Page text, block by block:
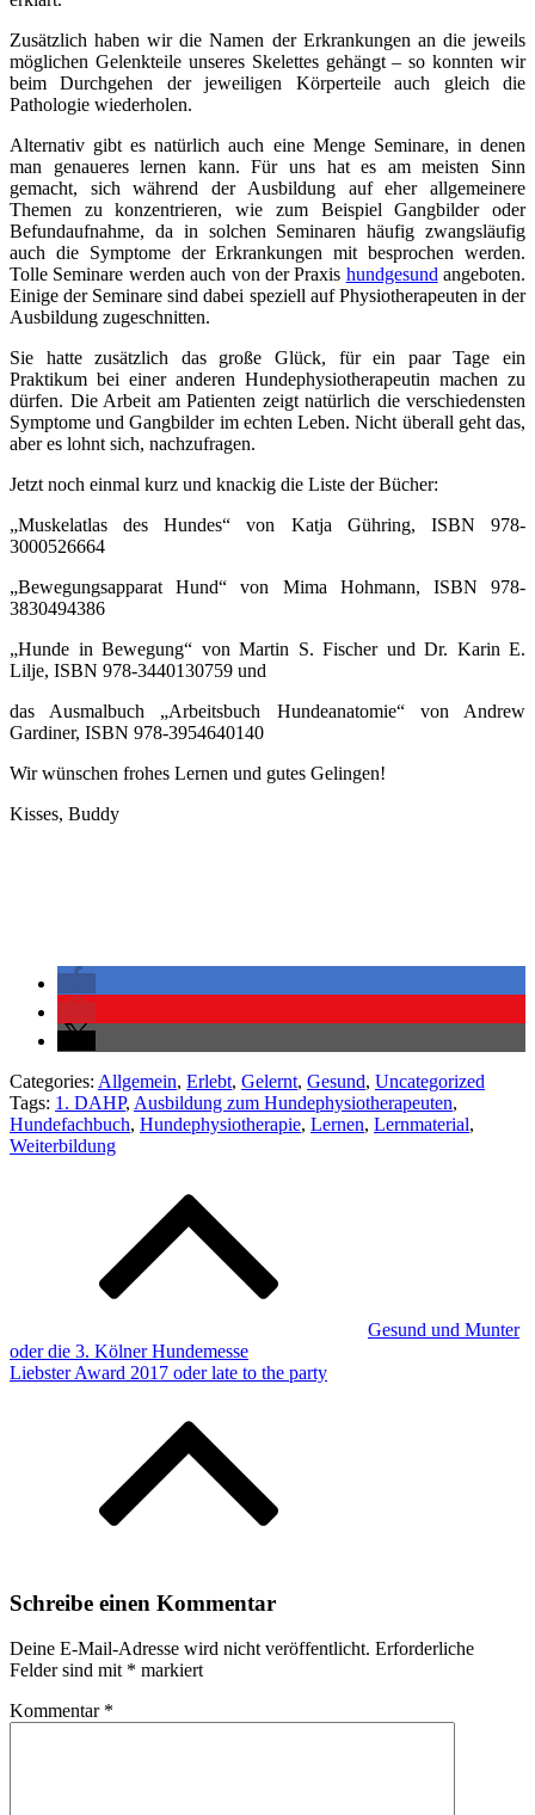
Zusätzlich haben wir die Namen der Erkrankungen an die jeweils
möglichen Gelenkteile unseres Skelettes gehängt – so konnten wir
beim Durchgehen der jeweiligen Körperteile auch gleich die
Pathologie wiederholen.
Alternativ gibt es natürlich auch eine Menge Seminare, in denen
man genaueres lernen kann. Für uns hat es am meisten Sinn
gemacht, sich während der Ausbildung auf eher allgemeinere
Themen zu konzentrieren, wie zum Beispiel Gangbilder oder
Befundaufnahme, da in solchen Seminaren häufig zwangsläufig
auch die Symptome der Erkrankungen mit besprochen werden.
Tolle Seminare werden auch von der Praxis hundgesund angeboten.
Einige der Seminare sind dabei speziell auf Physiotherapeuten in der
Ausbildung zugeschnitten.
Sie hatte zusätzlich das große Glück, für ein paar Tage ein
Praktikum bei einer anderen Hundephysiotherapeutin machen zu
dürfen. Die Arbeit am Patienten zeigt natürlich die verschiedensten
Symptome und Gangbilder im echten Leben. Nicht überall geht das,
aber es lohnt sich, nachzufragen.
Jetzt noch einmal kurz und knackig die Liste der Bücher:
„Muskelatlas des Hundes“ von Katja Gühring, ISBN 978-
3000526664
„Bewegungsapparat Hund“ von Mima Hohmann, ISBN 978-
3830494386
„Hunde in Bewegung“ von Martin S. Fischer und Dr. Karin E.
Lilje, ISBN 978-3440130759 und
das Ausmalbuch „Arbeitsbuch Hundeanatomie“ von Andrew
Gardiner, ISBN 978-3954640140
Wir wünschen frohes Lernen und gutes Gelingen!
Kisses, Buddy
Categories: Allgemein, Erlebt, Gelernt, Gesund, Uncategorized
Tags: 1. DAHP, Ausbildung zum Hundephysiotherapeuten,
Hundefachbuch, Hundephysiotherapie, Lernen, Lernmaterial,
Weiterbildung
Gesund und Munter
oder die 3. Kölner Hundemesse
Liebster Award 2017 oder late to the party
Schreibe einen Kommentar
Deine E-Mail-Adresse wird nicht veröffentlicht. Erforderliche
Felder sind mit * markiert
Kommentar *